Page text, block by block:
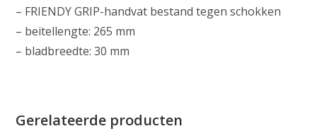
– FRIENDY GRIP-handvat bestand tegen schokken
– beitellengte: 265 mm
– bladbreedte: 30 mm
Gerelateerde producten